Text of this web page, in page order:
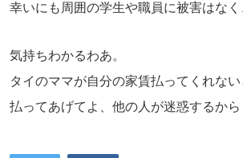
幸いにも周囲の学生や職員に被害はな
気持ちわかるわあ。
タイのママが自分の家賃払ってくれない
払ってあげてよ、他の人が迷惑するから